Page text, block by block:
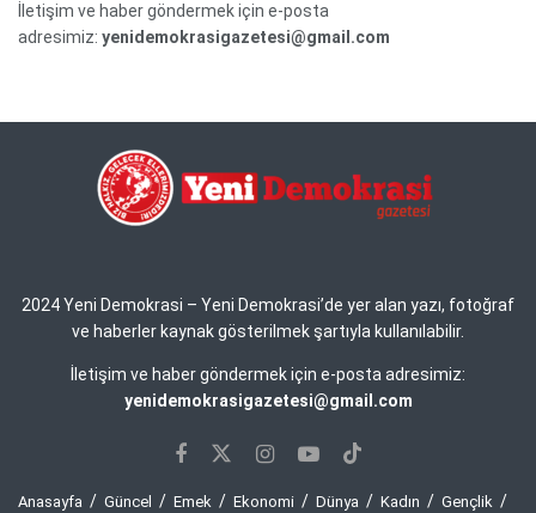
İletişim ve haber göndermek için e-posta
adresimiz: yenidemokrasigazetesi@gmail.com
2024 Yeni Demokrasi – Yeni Demokrasi’de yer alan yazı, fotoğraf
ve haberler kaynak gösterilmek şartıyla kullanılabilir.
İletişim ve haber göndermek için e-posta adresimiz:
yenidemokrasigazetesi@gmail.com
Anasayfa Güncel Emek Ekonomi Dünya Kadın Gençlik